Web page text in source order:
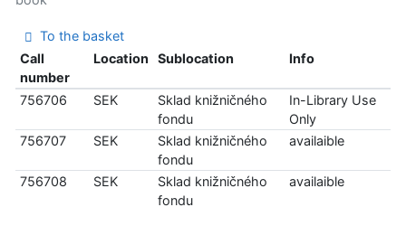
To the basket
Call
number
Location Sublocation Info
756706 SEK
Sklad knižničného
fondu
In-Library Use
Only
756707
SEK
Sklad knižničného
fondu
availaible
756708 SEK
Sklad knižničného
fondu
availaible